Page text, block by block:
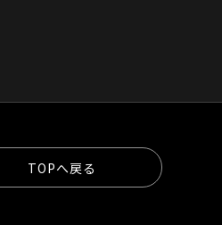
TOPへ戻る